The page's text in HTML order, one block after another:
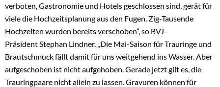
verboten, Gastronomie und Hotels geschlossen sind, gerät für
viele die Hochzeitsplanung aus den Fugen. Zig-Tausende
Hochzeiten wurden bereits verschoben”, so BVJ-
Präsident Stephan Lindner. „Die Mai-Saison für Trauringe und
Brautschmuck fällt damit für uns weitgehend ins Wasser. Aber
aufgeschoben ist nicht aufgehoben. Gerade jetzt gilt es, die
Trauringpaare nicht allein zu lassen. Gravuren können für